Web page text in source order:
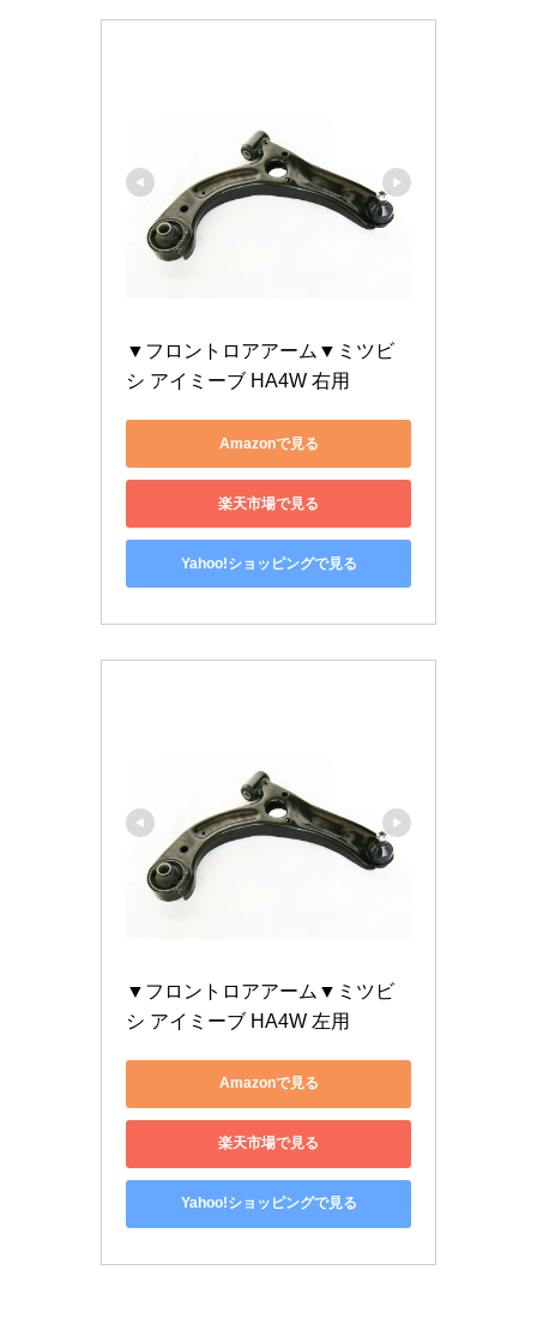
▼フロントロアアーム▼ミツビ
シ アイミーブ HA4W 右用
Amazonで見る
楽天市場で見る
Yahoo!ショッピングで見る
▼フロントロアアーム▼ミツビ
シ アイミーブ HA4W 左用
Amazonで見る
楽天市場で見る
Yahoo!ショッピングで見る